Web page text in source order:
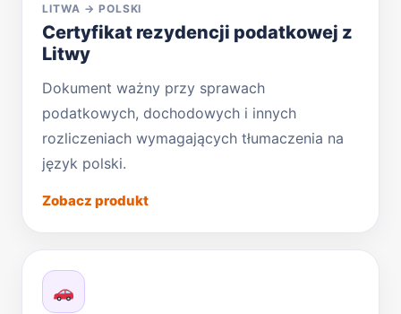
LITWA → POLSKI
Certyfikat rezydencji podatkowej z
Litwy
Dokument ważny przy sprawach
podatkowych, dochodowych i innych
rozliczeniach wymagających tłumaczenia na
język polski.
Zobacz produkt